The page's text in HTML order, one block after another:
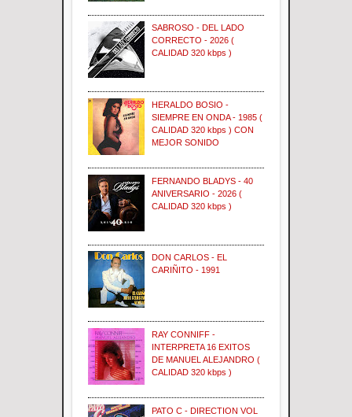
SABROSO - DEL LADO
CORRECTO - 2026 (
CALIDAD 320 kbps )
HERALDO BOSIO -
SIEMPRE EN ONDA - 1985 (
CALIDAD 320 kbps ) CON
MEJOR SONIDO
FERNANDO BLADYS - 40
ANIVERSARIO - 2026 (
CALIDAD 320 kbps )
DON CARLOS - EL
CARIÑITO - 1991
RAY CONNIFF -
INTERPRETA 16 EXITOS
DE MANUEL ALEJANDRO (
CALIDAD 320 kbps )
PATO C - DIRECTION VOL